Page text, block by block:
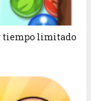
tiempo limitado